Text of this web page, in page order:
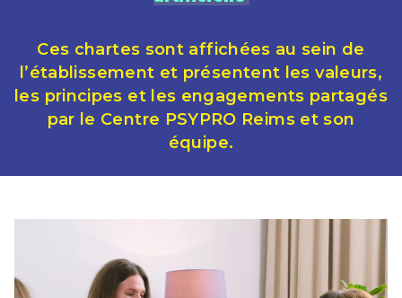
Ces chartes sont affichées au sein de
l’établissement et présentent les valeurs,
les principes et les engagements partagés
par le Centre PSYPRO Reims et son
équipe.